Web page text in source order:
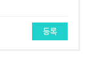
등록